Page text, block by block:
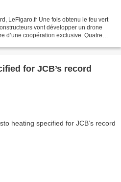
LeFigaro.fr Une fois obtenu le feu vert
vont développer un drone
d’une coopération exclusive. Quatre
for JCB’s record